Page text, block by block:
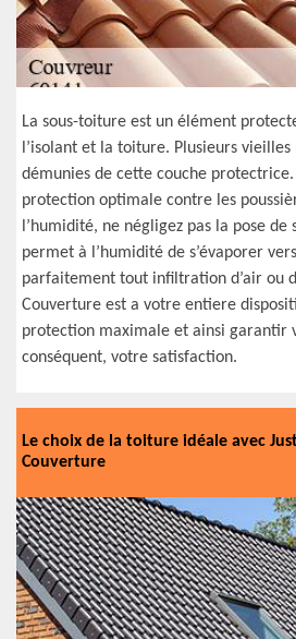
La sous-toiture est un élément
l’isolant et la toiture. Plusieurs
démunies de cette couche
protection optimale contre les
l’humidité, ne négligez pas la pose
permet à l’humidité de s’évaporer
parfaitement tout infiltration d’air ou
Couverture est a votre entiere
protection maximale et ainsi garantir
conséquent, votre satisfaction.
Le choix de la toiture idéale avec
Couverture